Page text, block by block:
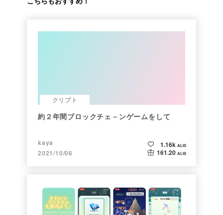
クリプト
約２年間ブロックチェ－ンゲームをして
kaya
2021/10/06
1.16k ALIS
161.20 ALIS